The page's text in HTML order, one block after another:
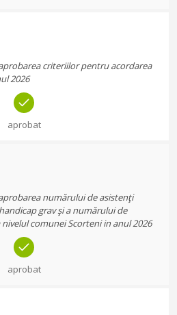
criteriilor pentru acordarea
2026
aprobat
numărului de asistenţi
grav şi a numărului de
comunei Scorteni in anul 2026
aprobat